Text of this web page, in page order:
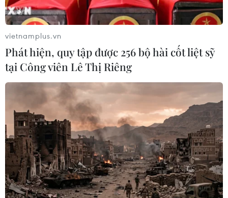
vietnamplus.vn
Phát hiện, quy tập được 256 bộ hài cốt liệt sỹ
tại Công viên Lê Thị Riêng